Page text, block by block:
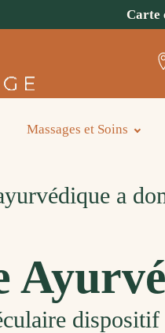
Carte
Massages et Soins
a